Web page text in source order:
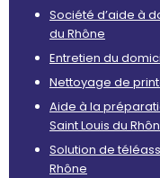
Société d’aide à
du Rhône
Entretien du
Nettoyage de
Aide à la
Saint Louis du
Solution de
Rhône